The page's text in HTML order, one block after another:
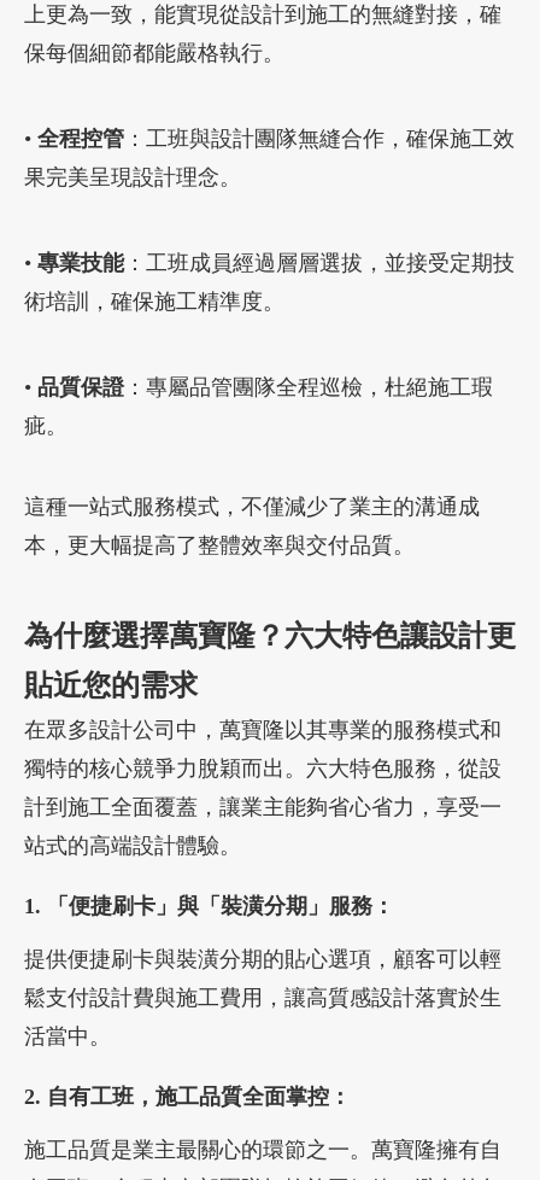
上更為一致，能實現從設計到施工的無縫對接，確
保每個細節都能嚴格執行。
• 全程控管 ：工班與設計團隊無縫合作，確保施工效
果完美呈現設計理念。
• 專業技能：工班成員經過層層選拔，並接受定期技
術培訓，確保施工精準度。
• 品質保證：專屬品管團隊全程巡檢，杜絕施工瑕
疵。
這種一站式服務模式，不僅減少了業主的溝通成
本，更大幅提高了整體效率與交付品質。
為什麼選擇萬寶隆？六大特色讓設計更
貼近您的需求
在眾多設計公司中，萬寶隆以其專業的服務模式和
獨特的核心競爭力脫穎而出。六大特色服務，從設
計到施工全面覆蓋，讓業主能夠省心省力，享受一
站式的高端設計體驗。
1. 「便捷刷卡」與「裝潢分期」服務：
提供便捷刷卡與裝潢分期的貼心選項，顧客可以輕
鬆支付設計費與施工費用，讓高質感設計落實於生
活當中。
2. 自有工班，施工品質全面掌控：
施工品質是業主最關心的環節之一。萬寶隆擁有自